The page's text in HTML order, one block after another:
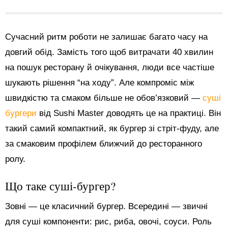
Сучасний ритм роботи не залишає багато часу на
довгий обід. Замість того щоб витрачати 40 хвилин
на пошук ресторану й очікування, люди все частіше
шукають рішення “на ходу”. Але компроміс між
швидкістю та смаком більше не обов’язковий — суші
бургери від Sushi Master доводять це на практиці. Він
такий самий компактний, як бургер зі стріт-фуду, але
за смаковим профілем ближчий до ресторанного
ролу.
Що таке суші-бургер?
Зовні — це класичний бургер. Всередині — звичні
для суші компоненти: рис, риба, овочі, соуси. Роль